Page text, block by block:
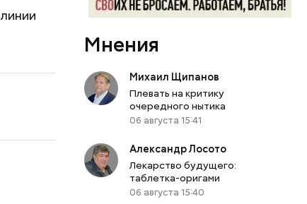
Мнения
Михаил Щипанов
Плевать на критику
очередного нытика
06 августа 15:41
Александр Лосото
Лекарство будущего:
таблетка-оригами
06 августа 15:40